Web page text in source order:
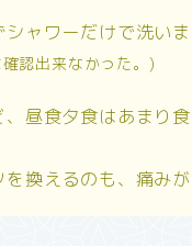
ャワーだけで洗いま
認出来なかった。)
昼食夕食はあまり食
換えるのも、痛み